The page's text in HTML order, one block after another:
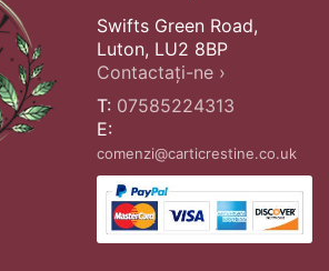
Swifts Green Road,
Luton, LU2 8BP
Contactați-ne ›
T: 07585224313
E:
comenzi@carticrestine.co.uk